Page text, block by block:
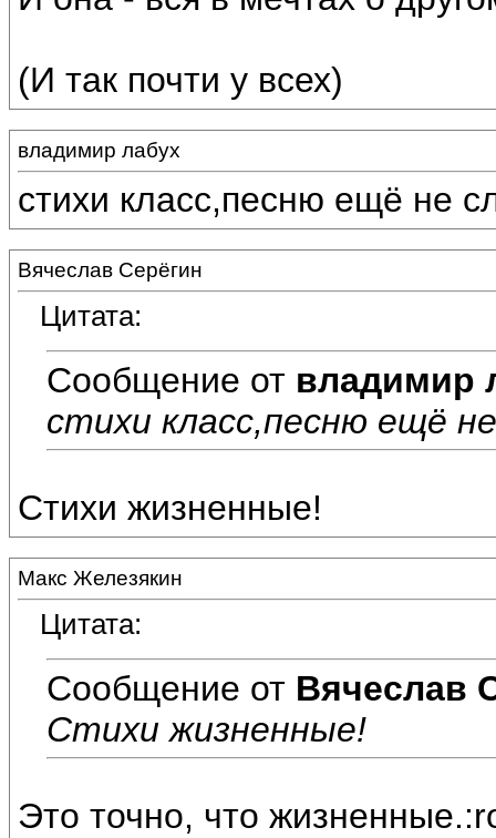
(И так почти у всех)
владимир лабух
стихи класс,песню ещё не
Вячеслав Серёгин
Цитата:
Сообщение от владимир
стихи класс,песню ещё
Стихи жизненные!
Макс Железякин
Цитата:
Сообщение от Вячеслав
Стихи жизненные!
Это точно, что